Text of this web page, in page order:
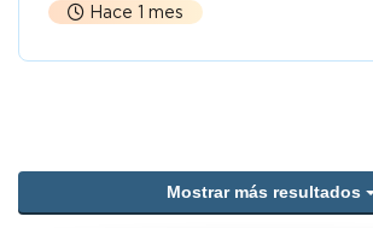
Hace 1 mes
Mostrar más resultados